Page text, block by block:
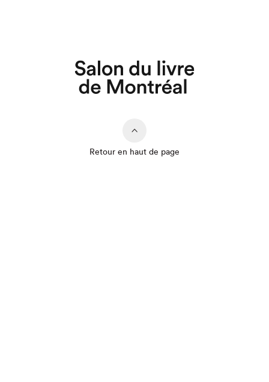
Retour en haut de page